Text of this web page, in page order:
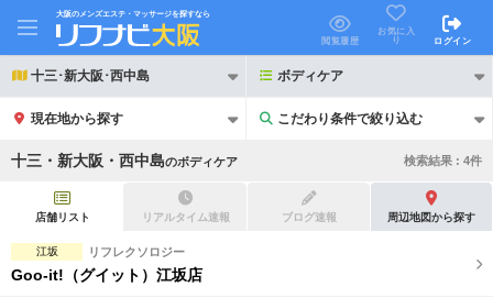
大阪のメンズエステ・マッサージを探すなら
閲覧履歴
お気に入
り
ログイン
十三･新大阪･西中島 ボディケア
現在地から探す こだわり条件で絞り込む
こだわり条件で絞り込む
21時以降も受付
十三・新大阪・西中島のボディケア 検索結果 : 4件
店舗リスト リアルタイム速報 ブログ速報 周辺地図から探す
江坂 リフレクソロジー
Goo-it!（グイット）江坂店